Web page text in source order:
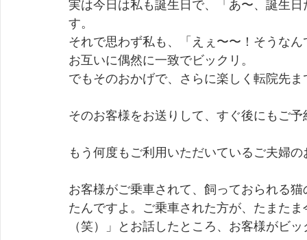
実は今日は私も誕生日で、「あ〜、誕生
す。
それで思わず私も、「えぇ〜〜！そうな
お互いに偶然に一致でビックリ。
でもそのおかげで、さらに楽しく転院先
そのお客様をお送りして、すぐ後にもご
もう何度もご利用いただいているご夫婦
お客様がご乗車されて、飼っておられる
たんですよ。ご乗車された方が、たまた
（笑）」とお話したところ、お客様がビッ